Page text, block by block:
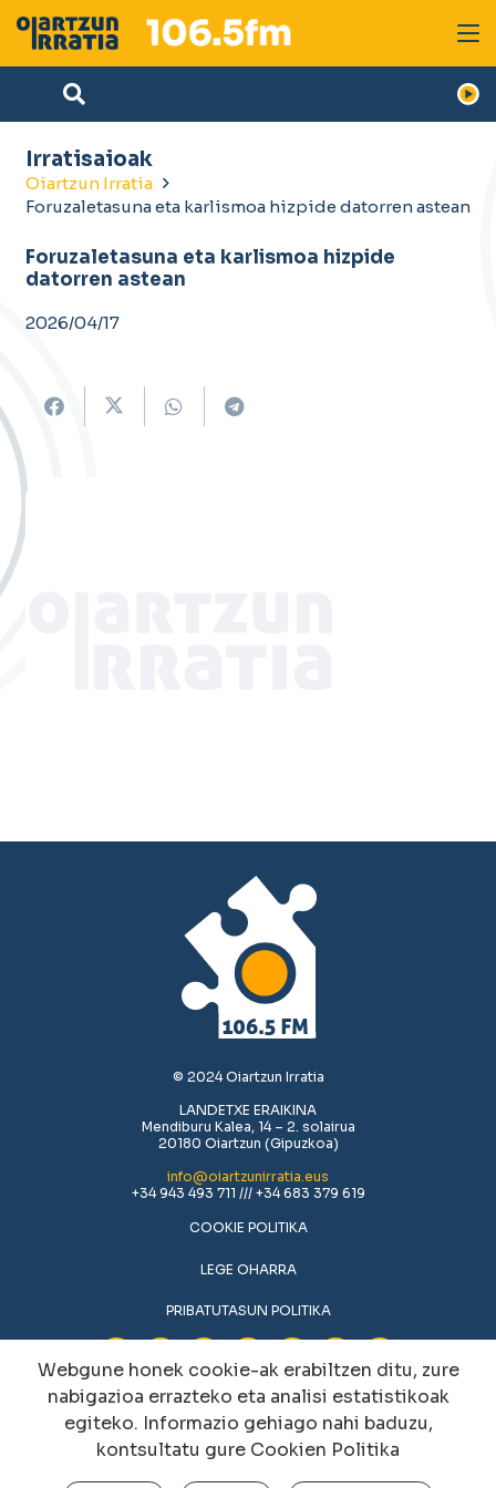
Irratisaioak
Oiartzun Irratia
Foruzaletasuna eta karlismoa hizpide datorren astean
Foruzaletasuna eta karlismoa hizpide
datorren astean
2026/04/17
© 2024 Oiartzun Irratia
LANDETXE ERAIKINA
Mendiburu Kalea, 14 – 2. solairua
20180 Oiartzun (Gipuzkoa)
info@oiartzunirratia.eus
+34 943 493 711 /// +34 683 379 619
COOKIE POLITIKA
LEGE OHARRA
PRIBATUTASUN POLITIKA
Webgune honek cookie-ak erabiltzen ditu, zure
nabigazioa errazteko eta analisi estatistikoak
egiteko. Informazio gehiago nahi baduzu,
kontsultatu gure Cookien Politika